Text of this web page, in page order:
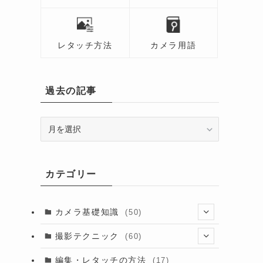
レタッチ方法 カメラ用語
過去の記事
去
事カテゴリー
カメラ基礎知識 (50)
(13)
(6)
撮影テクニック (60)
(8)
編集・レタッチの方法 (17)